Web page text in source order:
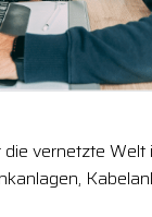
vernetzte Welt